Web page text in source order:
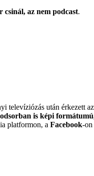
csinál, az nem podcast.
televíziózás után érkezett
is képi
platformon, a Facebook-on